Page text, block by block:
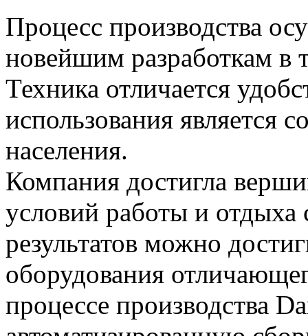
Процесс производства
новейшим разработкам в
Техника отличается
использования является
населения.
Компания достигла
условий работы и отдыха
результатов можно
оборудования
процессе производства